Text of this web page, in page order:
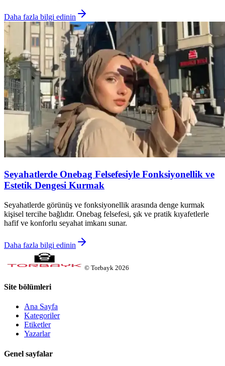
Daha fazla bilgi edinin
Seyahatlerde Onebag Felsefesiyle Fonksiyonellik ve
Estetik Dengesi Kurmak
Seyahatlerde görünüş ve fonksiyonellik arasında denge kurmak
kişisel tercihe bağlıdır. Onebag felsefesi, şık ve pratik kıyafetlerle
hafif ve konforlu seyahat imkanı sunar.
Daha fazla bilgi edinin
© Torbayk 2026
Site bölümleri
Ana Sayfa
Kategoriler
Etiketler
Yazarlar
Genel sayfalar